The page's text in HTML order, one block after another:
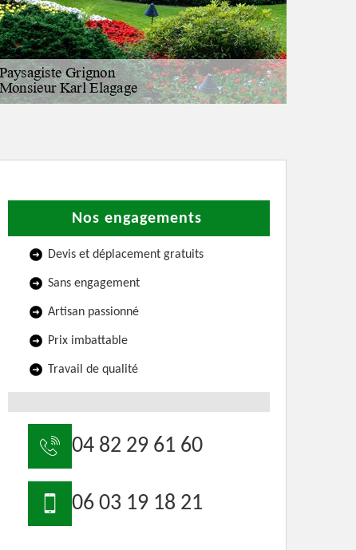
Nos engagements
Devis et déplacement gratuits
Sans engagement
Artisan passionné
Prix imbattable
Travail de qualité
04 82 29 61 60
06 03 19 18 21